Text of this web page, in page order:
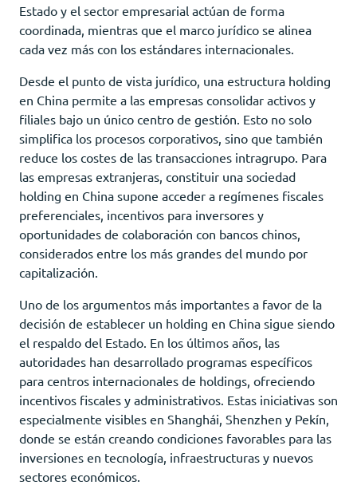
Estado y el sector empresarial actúan de forma
coordinada, mientras que el marco jurídico se alinea
cada vez más con los estándares internacionales.
Desde el punto de vista jurídico, una estructura holding
en China permite a las empresas consolidar activos y
filiales bajo un único centro de gestión. Esto no solo
simplifica los procesos corporativos, sino que también
reduce los costes de las transacciones intragrupo. Para
las empresas extranjeras, constituir una sociedad
holding en China supone acceder a regímenes fiscales
preferenciales, incentivos para inversores y
oportunidades de colaboración con bancos chinos,
considerados entre los más grandes del mundo por
capitalización.
Uno de los argumentos más importantes a favor de la
decisión de establecer un holding en China sigue siendo
el respaldo del Estado. En los últimos años, las
autoridades han desarrollado programas específicos
para centros internacionales de holdings, ofreciendo
incentivos fiscales y administrativos. Estas iniciativas son
especialmente visibles en Shanghái, Shenzhen y Pekín,
donde se están creando condiciones favorables para las
inversiones en tecnología, infraestructuras y nuevos
sectores económicos.